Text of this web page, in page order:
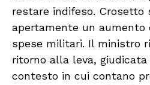
restare indifeso. Crosetto
apertamente un
spese militari. Il ministro
ritorno alla leva,
contesto in cui contano